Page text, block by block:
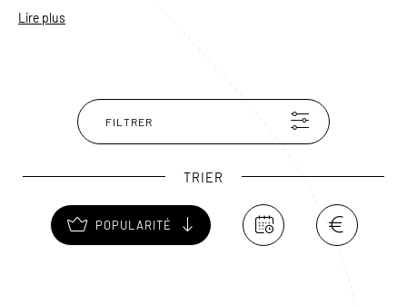
l'UNESCO, le site archéologique de Copán rivalise avec
Grande Place et ses stèles sculptées, l’Acropole, l’Autel
Q et ses statues, ainsi que le gigantesque terrain de jeu
Lire plus
FILTRER
TRIER
POPULARITÉ